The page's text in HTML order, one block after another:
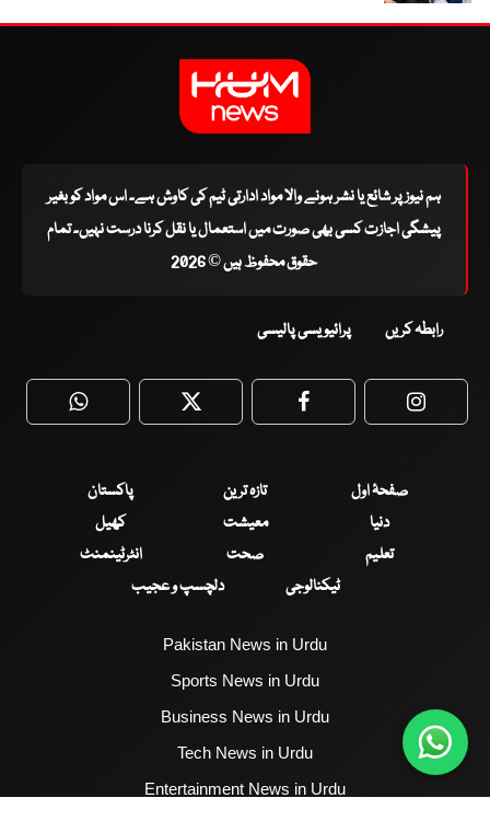
ہم نیوز پر شائع یا نشر ہونے والا مواد ادارتی ٹیم کی کاوش ہے۔ اس مواد کو بغیر
پیشگی اجازت کسی بھی صورت میں استعمال یا نقل کرنا درست نہیں۔ تمام
حقوق محفوظ ہیں © 2026
رابطہ کریں پرائیویسی پالیسی
WhatsApp Twitter Facebook
صفحۂ اول تازہ ترین
پاکستان
دنیا
معیشت
کھیل
تعلیم
صحت
انٹرٹینمنٹ
ٹیکنالوجی
دلچسپ و عجیب
Pakistan News in Urdu
Sports News in Urdu
Business News in Urdu
Tech News in Urdu
Entertainment News in Urdu